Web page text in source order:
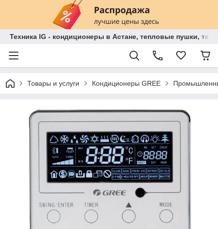
Техника IG - кондиционеры в Астане, тепловые пушки,
Товары и услуги Кондиционеры GREE